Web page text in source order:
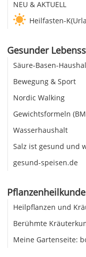
NEU & AKTUELL
Heilfasten-
Gesunder
Säure-Basen-
Bewegung & Sport
Nordic Walking
Gewichtsformeln
Wasserhaushalt
Salz ist gesund und
gesund-speisen.de
Pflanzenheilkunde
Heilpflanzen und
Berühmte
Meine Gartenseite: